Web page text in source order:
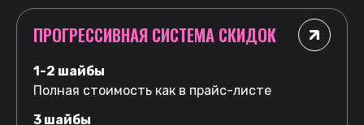
ПРОГРЕССИВНАЯ СИСТЕМА СКИДОК
1-2 шайбы
Полная стоимость как в прайс-листе
3 шайбы